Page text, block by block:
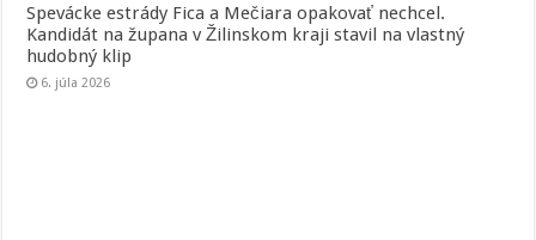
Spevácke estrády Fica a Mečiara opakovať nechcel.
Kandidát na župana v Žilinskom kraji stavil na vlastný
hudobný klip
6. júla 2026